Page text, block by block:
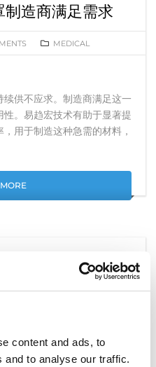
content and ads, to
and to analyse our traffic.
造商满足需求
MEDICAL
供不应求。制造商满足这一
。易趋宏技术有助于显著提
用于制造这种急需的材料，